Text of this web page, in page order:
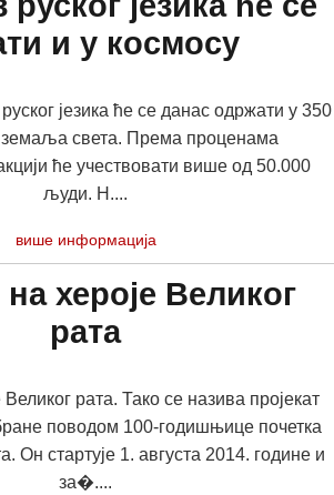
и у космосу
руског језика ће се данас одржати у 350
земаља света. Према проценама
ће учествовати више од 50.000
људи. Н....
више информација
хероје Великог
рата
рата. Тако се назива пројекат
поводом 100-годишњице почетка
Он стартује 1. августа 2014. године и
за�....